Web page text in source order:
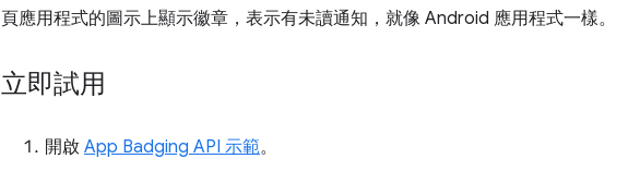
頁應用程式的圖示上顯示徽章，表示有未讀通知，就像 Android 應用程式一樣。
立即試用
開啟 App Badging API 示範。